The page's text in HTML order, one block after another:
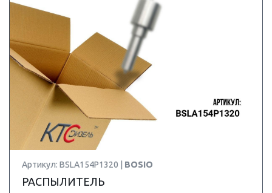
Артикул: BSLA154P1320 | BOSIO
РАСПЫЛИТЕЛЬ